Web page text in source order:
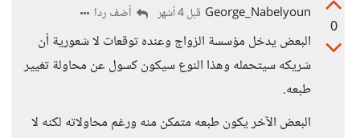
0
George_Nabelyoun قبل 4 أشهر أضف ردا
البعض يدخل مؤسسة الزواج وعنده توقعات لا شعورية أن
شريكه سيتحمله وهذا النوع سيكون كسول عن محاولة تغيير
طبعه.
البعض الآخر يكون طبعه متمكن منه ورغم محاولاته لكنه لا